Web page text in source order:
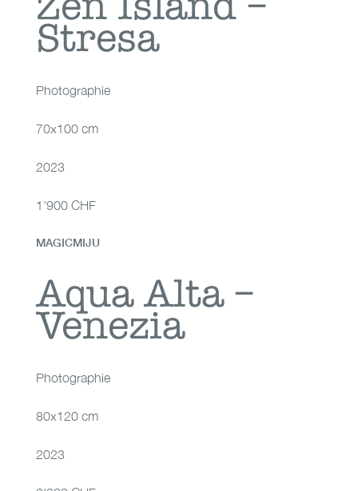
Stresa
Photographie
70x100 cm
2023
1'900 CHF
Aqua Alta – Venezia
MAGICMIJU
Aqua Alta –
Venezia
Photographie
80x120 cm
2023